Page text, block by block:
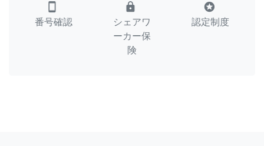
smartphone
番号確認
lock
シェアワ
ーカー保
険
stars
認定制度